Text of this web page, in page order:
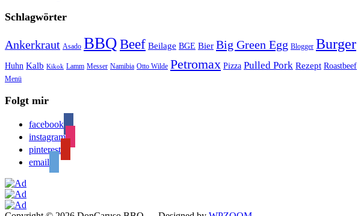
Schlagwörter
Ankerkraut Asado BBQBeef Beilage BGE Bier Big Green Egg Blogger Burger
Huhn Kalb Kikok Lamm Messer Namibia Otto Wilde Petromax Pizza Pulled Pork Rezept Roastbeef
Menü
Folgt mir
facebook
instagram
pinterest
email